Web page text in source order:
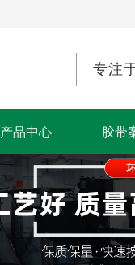
专注
产品中心 胶带